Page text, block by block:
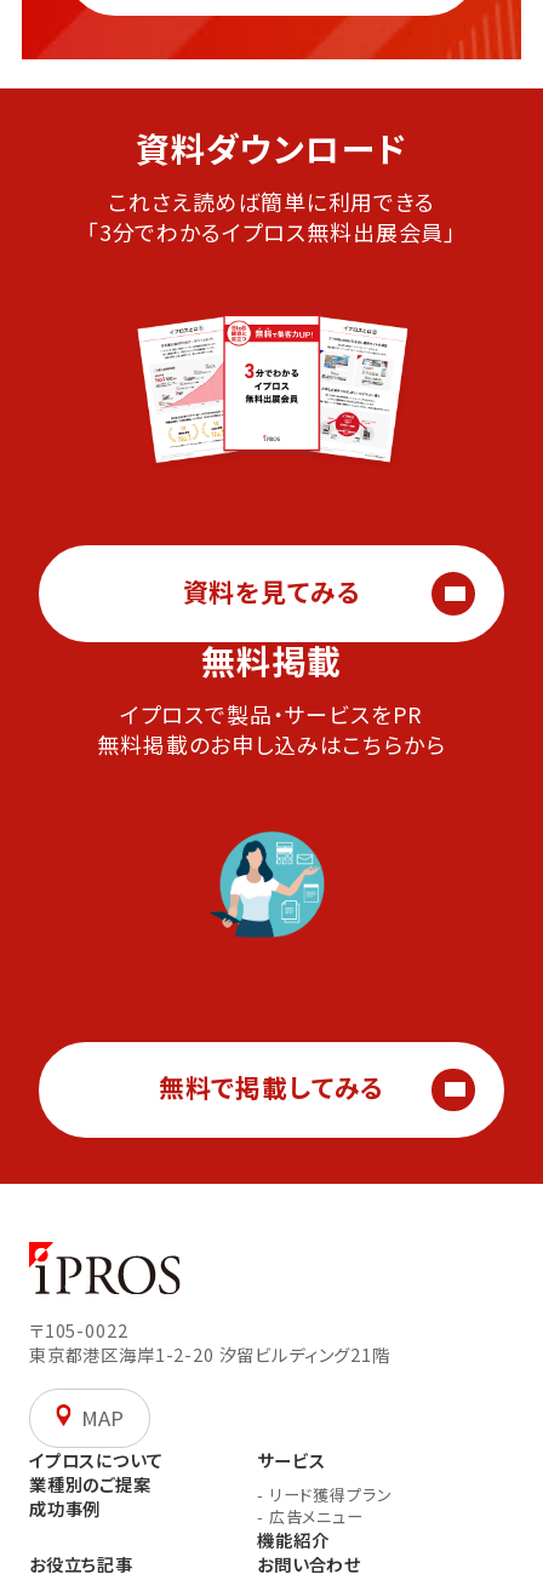
資料ダウンロード
これさえ読めば簡単に利用できる
「3分でわかるイプロス無料出展会員」
資料を見てみる
無料掲載
イプロスで製品・サービスをPR
無料掲載のお申し込みはこちらから
無料で掲載してみる
〒105-0022
東京都港区海岸1-2-20 汐留ビルディング21階
MAP
イプロスについて
業種別のご提案
成功事例
サービス
- リード獲得プラン
- 広告メニュー
機能紹介
お役立ち記事
お問い合わせ